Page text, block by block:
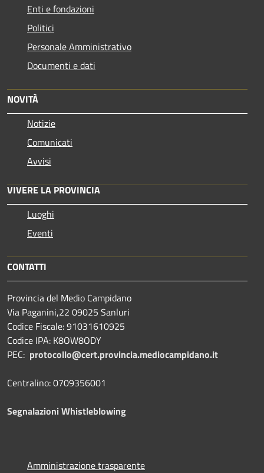
Enti e fondazioni
Politici
Personale Amministrativo
Documenti e dati
NOVITÀ
Notizie
Comunicati
Avvisi
VIVERE LA PROVINCIA
Luoghi
Eventi
CONTATTI
Provincia del Medio Campidano
Via Paganini,22 09025 Sanluri
Codice Fiscale: 91031610925
Codice IPA: K8OW8ODY
PEC: protocollo@cert.provincia.mediocampidano.it
Centralino: 0709356001
Segnalazioni Whistleblowing
Amministrazione trasparente